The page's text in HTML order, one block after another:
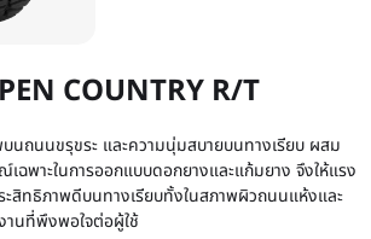
COUNTRY R/T
นถนนขรุขระ และความนุ่มสบายบนทางเรียบ ผสม
เฉพาะในการออกแบบดอกยางและแก้มยาง จึงให้แรง
สิทธิภาพดีบนทางเรียบทั้งในสภาพผิวถนนแห้งและ
านที่พึงพอใจต่อผู้ใช้